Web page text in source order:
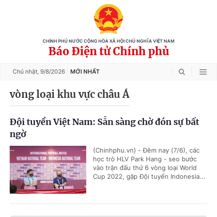
CHÍNH PHỦ NƯỚC CỘNG HÒA XÃ HỘI CHỦ NGHĨA VIỆT NAM
Báo Điện tử Chính phủ
Chủ nhật, 9/8/2026 MỚI NHẤT
vòng loại khu vực châu Á
Đội tuyển Việt Nam: Sẵn sàng chờ đón sự bất
ngờ
(Chinhphu.vn) - Đêm nay (7/6), các
học trò HLV Park Hang - seo bước
vào trận đấu thứ 6 vòng loại World
Cup 2022, gặp Đội tuyển Indonesia...